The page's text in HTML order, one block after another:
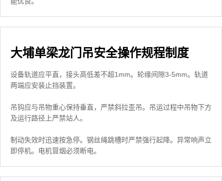
大埔单梁龙门吊安全操作规程制度
设备轨道应平直，接头高低差不超1mm。轮缘间隙3-5mm。轨道
两端应安装止挡装置。
吊钩应与吊物重心保持垂直，严禁斜拉歪吊。吊运过程中吊物下方
及运行路径上严禁站人。
制动失效时迅速按急停。钢丝绳跳槽时严禁强行起降。异常响声立
即停机。电机冒烟必须断电。